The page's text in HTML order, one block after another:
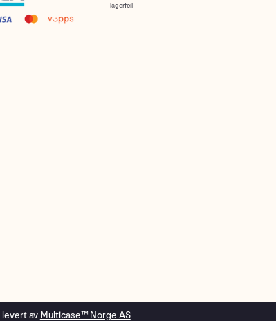
lagerfeil
levert av Multicase™ Norge AS